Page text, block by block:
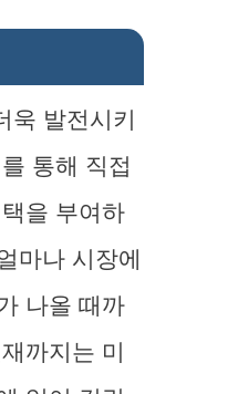
발전시키
통해 직접
을 부여하
마나 시장에
나올 때까
까지는 미